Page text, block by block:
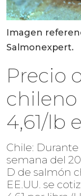
Imagen
Salmonexpert.
Precio
chileno
4,61/lb
Chile:
semana del
D de salmón
EE.UU. se